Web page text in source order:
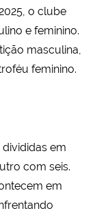
o clube
e feminino.
masculina,
feminino.
em
com seis.
em